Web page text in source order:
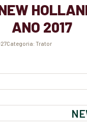
ANO 2017
Categoria: Trator